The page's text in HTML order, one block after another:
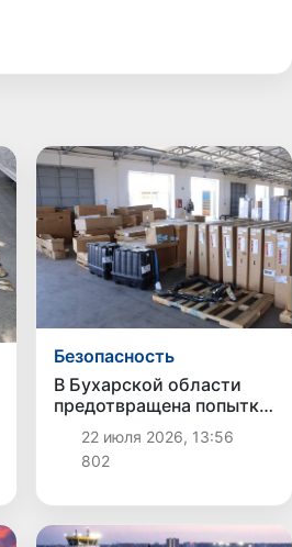
Безопасность
В Бухарской области
предотвращена попытка
незаконного ввоза
автозапчастей
стоимостью около 3,5
22 июля 2026, 13:56
802